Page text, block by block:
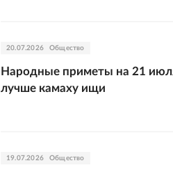
20.07.2026 Общество
Народные приметы на 21
лучше камаху ищи
19.07.2026 Общество